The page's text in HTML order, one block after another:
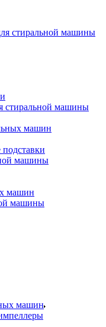
стиральной машины
стиральной машины
машин
машины
машин
машины
машин